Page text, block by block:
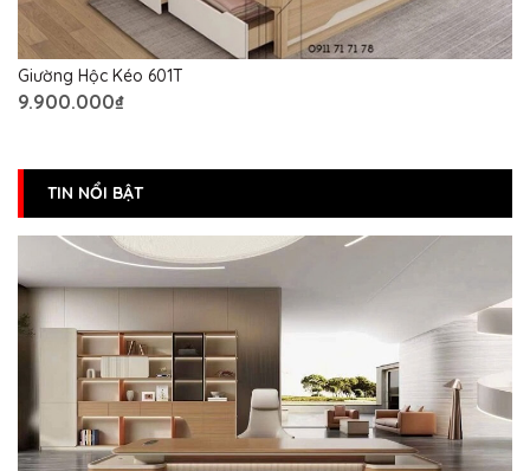
Giường Hộc Kéo 601T
9.900.000₫
TIN NỔI BẬT